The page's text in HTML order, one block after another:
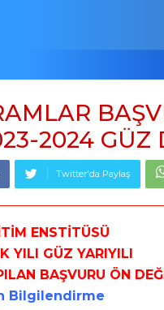
2024 GÜZ
Twitter'da Paylaş
ENSTİTÜSÜ
YILI GÜZ YARIYILI
BAŞVURU ÖN
Bilgilendirme